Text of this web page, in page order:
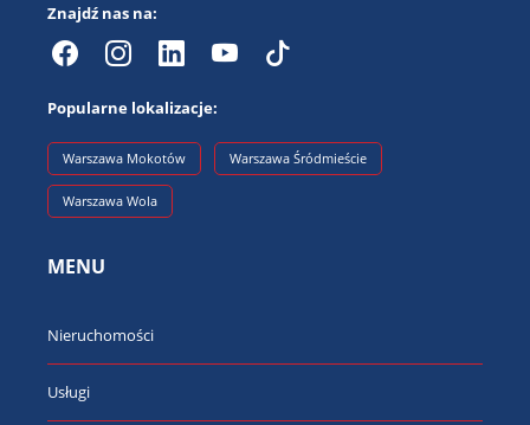
Znajdź nas na:
Popularne lokalizacje:
Warszawa Mokotów Warszawa Śródmieście
Warszawa Wola
MENU
Nieruchomości
Usługi